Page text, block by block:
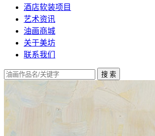
酒店软装项目
艺术资讯
油画商城
关于美坊
联系我们